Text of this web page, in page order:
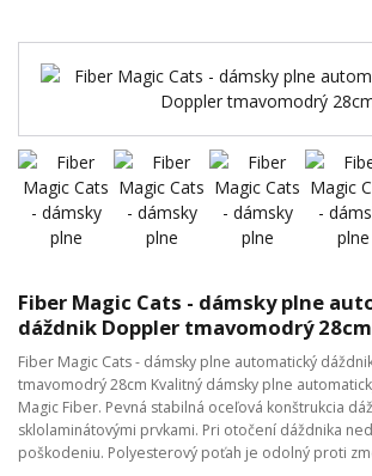
Fiber Magic Cats - dámsky plne
dáždnik Doppler tmavomodrý 28cm
Fiber Magic Cats - dámsky plne automatický
tmavomodrý 28cm Kvalitný dámsky plne
Magic Fiber. Pevná stabilná oceľová konštrukcia
sklolaminátovými prvkami. Pri otočení dáždnika
poškodeniu. Polyesterový poťah je odolný proti